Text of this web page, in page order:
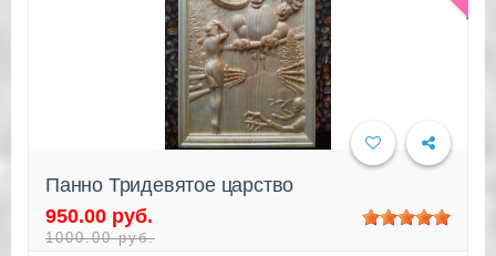
Панно Тридевятое царство
950.00 руб.
1000.00 руб.